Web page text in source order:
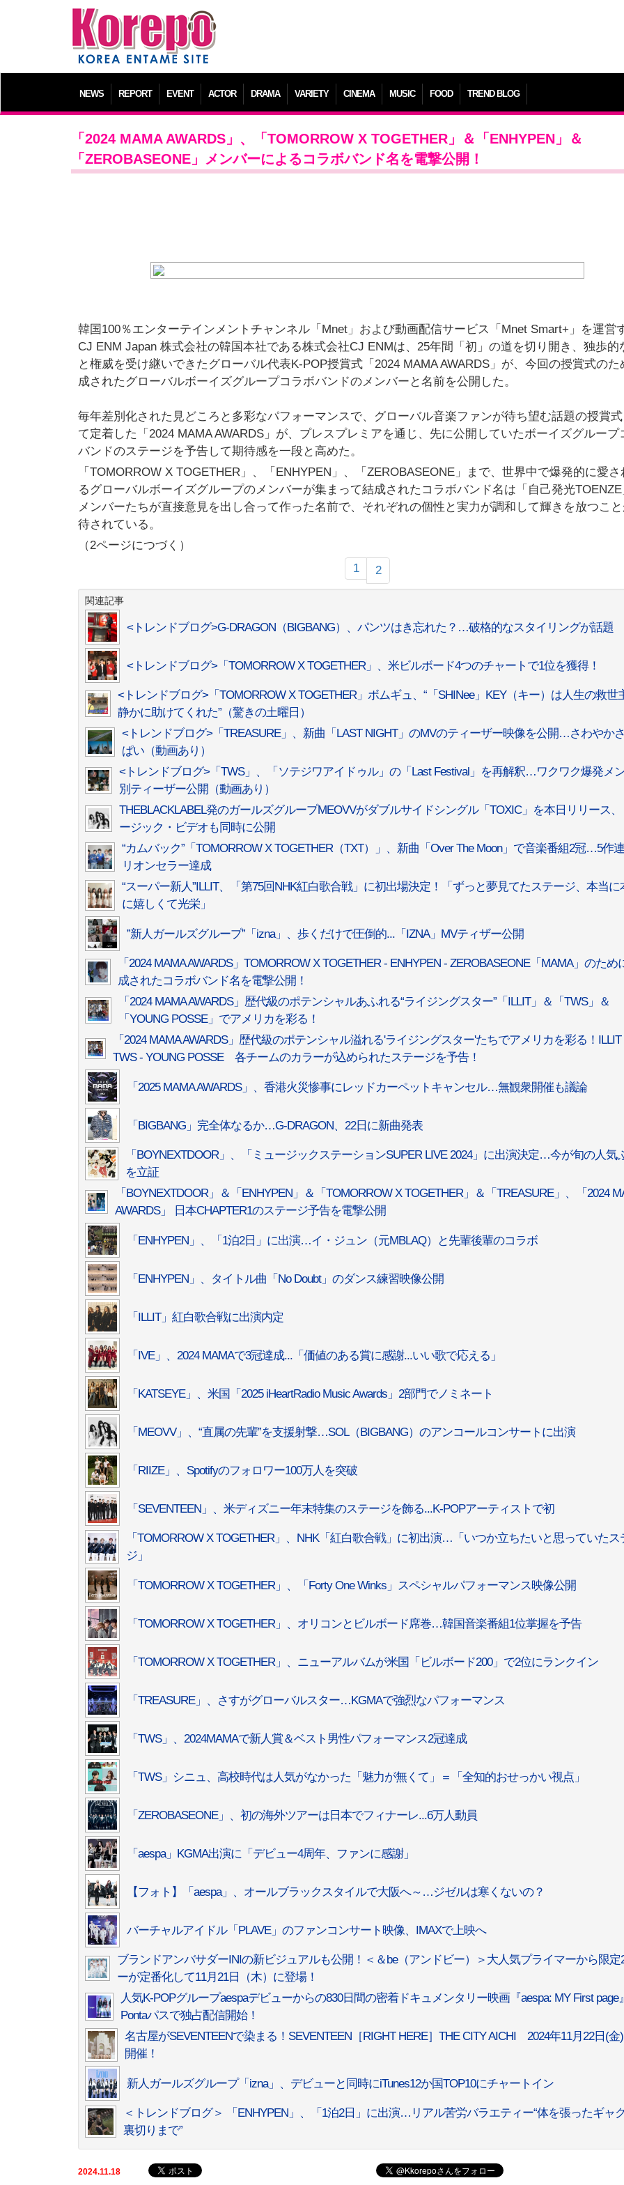
NEWS REPORT EVENT ACTOR DRAMA VARIETY CINEMA MUSIC FOOD TREND BLOG
「2024 MAMA AWARDS」、「TOMORROW X TOGETHER」＆「ENHYPEN」＆
「ZEROBASEONE」メンバーによるコラボバンド名を電撃公開！
韓国100％エンターテインメントチャンネル「Mnet」および動画配信サービス「Mnet Smart+」を運営
CJ ENM Japan 株式会社の韓国本社である株式会社CJ ENMは、25年間「初」の道を切り開き、独歩的
と権威を受け継いできたグローバル代表K-POP授賞式「2024 MAMA AWARDS」が、今回の授賞式のた
成されたグローバルボーイズグループコラボバンドのメンバーと名前を公開した。
毎年差別化された見どころと多彩なパフォーマンスで、グローバル音楽ファンが待ち望む話題の授賞
て定着した「2024 MAMA AWARDS」が、プレスプレミアを通じ、先に公開していたボーイズグループ
バンドのステージを予告して期待感を一段と高めた。
「TOMORROW X TOGETHER」、「ENHYPEN」、「ZEROBASEONE」まで、世界中で爆発的に愛
るグローバルボーイズグループのメンバーが集まって結成されたコラボバンド名は「自己発光
メンバーたちが直接意見を出し合って作った名前で、それぞれの個性と実力が調和して輝きを放つこ
待されている。
（2ページにつづく）
1
2
関連記事
<トレンドブログ>G-DRAGON（BIGBANG）、パンツはき忘れた？…破格的なスタイリングが話題
<トレンドブログ>「TOMORROW X TOGETHER」、米ビルボード4つのチャートで1位を獲得！
<トレンドブログ>「TOMORROW X TOGETHER」ボムギュ、“「SHINee」KEY（キー）は人生の救世
静かに助けてくれた”（驚きの土曜日）
<トレンドブログ>「TREASURE」、新曲「LAST NIGHT」のMVのティーザー映像を公開…さわやか
ぱい（動画あり）
<トレンドブログ>「TWS」、「ソテジワアイドゥル」の「Last Festival」を再解釈…ワクワク爆発メ
別ティーザー公開（動画あり）
THEBLACKLABEL発のガールズグループMEOVVがダブルサイドシングル「TOXIC」を本日リリース
ージック・ビデオも同時に公開
“カムバック”「TOMORROW X TOGETHER（TXT）」、新曲「Over The Moon」で音楽番組2冠…5作
リオンセラー達成
“スーパー新人”ILLIT、「第75回NHK紅白歌合戦」に初出場決定！「ずっと夢見てたステージ、本当に
に嬉しくて光栄」
”新人ガールズグループ”「izna」、歩くだけで圧倒的...「IZNA」MVティザー公開
「2024 MAMA AWARDS」TOMORROW X TOGETHER - ENHYPEN - ZEROBASEONE「MAMA」のため
成されたコラボバンド名を電撃公開！
「2024 MAMA AWARDS」歴代級のポテンシャルあふれる“ライジングスター”「ILLIT」＆「TWS」＆
「YOUNG POSSE」でアメリカを彩る！
「2024 MAMA AWARDS」歴代級のポテンシャル溢れる'ライジングスター'たちでアメリカを彩る！ILLIT
TWS - YOUNG POSSE 各チームのカラーが込められたステージを予告！
「2025 MAMA AWARDS」、香港火災惨事にレッドカーペットキャンセル…無観衆開催も議論
「BIGBANG」完全体なるか…G-DRAGON、22日に新曲発表
「BOYNEXTDOOR」、「ミュージックステーションSUPER LIVE 2024」に出演決定…今が旬の人気
を立証
「BOYNEXTDOOR」＆「ENHYPEN」＆「TOMORROW X TOGETHER」＆「TREASURE」、「2024
AWARDS」 日本CHAPTER1のステージ予告を電撃公開
「ENHYPEN」、「1泊2日」に出演…イ・ジュン（元MBLAQ）と先輩後輩のコラボ
「ENHYPEN」、タイトル曲「No Doubt」のダンス練習映像公開
「ILLIT」紅白歌合戦に出演内定
「IVE」、2024 MAMAで3冠達成...「価値のある賞に感謝...いい歌で応える」
「KATSEYE」、米国「2025 iHeartRadio Music Awards」2部門でノミネート
「MEOVV」、“直属の先輩”を支援射撃…SOL（BIGBANG）のアンコールコンサートに出演
「RIIZE」、Spotifyのフォロワー100万人を突破
「SEVENTEEN」、米ディズニー年末特集のステージを飾る...K-POPアーティストで初
「TOMORROW X TOGETHER」、NHK「紅白歌合戦」に初出演…「いつか立ちたいと思っていたス
ジ」
「TOMORROW X TOGETHER」、「Forty One Winks」スペシャルパフォーマンス映像公開
「TOMORROW X TOGETHER」、オリコンとビルボード席巻…韓国音楽番組1位掌握を予告
「TOMORROW X TOGETHER」、ニューアルバムが米国「ビルボード200」で2位にランクイン
「TREASURE」、さすがグローバルスター…KGMAで強烈なパフォーマンス
「TWS」、2024MAMAで新人賞＆ベスト男性パフォーマンス2冠達成
「TWS」シニュ、高校時代は人気がなかった「魅力が無くて」＝「全知的おせっかい視点」
「ZEROBASEONE」、初の海外ツアーは日本でフィナーレ...6万人動員
「aespa」KGMA出演に「デビュー4周年、ファンに感謝」
【フォト】「aespa」、オールブラックスタイルで大阪へ～…ジゼルは寒くないの？
バーチャルアイドル「PLAVE」のファンコンサート映像、IMAXで上映へ
ブランドアンバサダーINIの新ビジュアルも公開！＜＆be（アンドビー）＞大人気プライマーから限定
ーが定番化して11月21日（木）に登場！
人気K-POPグループaespaデビューからの830日間の密着ドキュメンタリー映画『aespa: MY First page
Pontaパスで独占配信開始！
名古屋がSEVENTEENで染まる！SEVENTEEN［RIGHT HERE］THE CITY AICHI 2024年11月22日(金
開催！
新人ガールズグループ「izna」、デビューと同時にiTunes12か国TOP10にチャートイン
＜トレンドブログ＞ 「ENHYPEN」、「1泊2日」に出演…リアル苦労バラエティー“体を張ったギャ
裏切りまで”
2024.11.18